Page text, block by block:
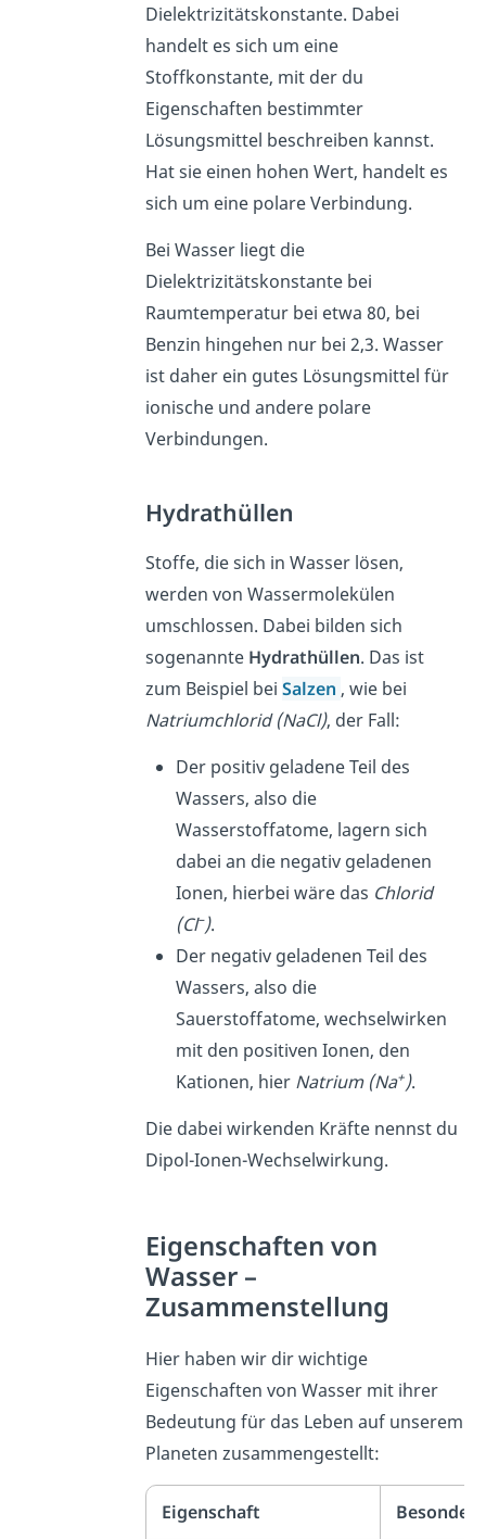
Dielektrizitätskonstante. Dabei
handelt es sich um eine
Stoffkonstante, mit der du
Eigenschaften bestimmter
Lösungsmittel beschreiben kannst.
Hat sie einen hohen Wert, handelt es
sich um eine polare Verbindung.
Bei Wasser liegt die
Dielektrizitätskonstante bei
Raumtemperatur bei etwa 80, bei
Benzin hingehen nur bei 2,3. Wasser
ist daher ein gutes Lösungsmittel für
ionische und andere polare
Verbindungen.
Hydrathüllen
Stoffe, die sich in Wasser lösen,
werden von Wassermolekülen
umschlossen. Dabei bilden sich
sogenannte Hydrathüllen. Das ist
zum Beispiel beiSalzen , wie bei
Natriumchlorid (NaCl), der Fall:
Der positiv geladene Teil des
Wassers, also die
Wasserstoffatome, lagern sich
dabei an die negativ geladenen
Ionen, hierbei wäre das Chlorid
(Cl–).
Der negativ geladenen Teil des
Wassers, also die
Sauerstoffatome, wechselwirken
mit den positiven Ionen, den
Kationen, hier Natrium (Na+).
Die dabei wirkenden Kräfte nennst du
Dipol-Ionen-Wechselwirkung.
Eigenschaften von
Wasser –
Zusammenstellung
Hier haben wir dir wichtige
Eigenschaften von Wasser mit ihrer
Bedeutung für das Leben auf unserem
Planeten zusammengestellt:
Eigenschaft